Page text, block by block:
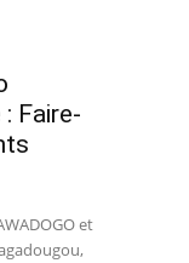
Faire-
et